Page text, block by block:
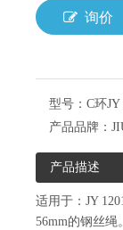
询价
型号： C环JY
产品品牌：
产品描述
适用于：JY
56mm的钢丝绳